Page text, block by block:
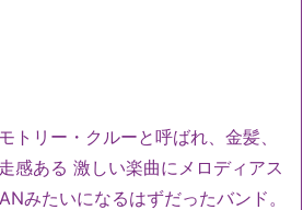
トリー・クルーと呼ばれ、金髪、
感ある 激しい楽曲にメロディアス
みたいになるはずだったバンド。